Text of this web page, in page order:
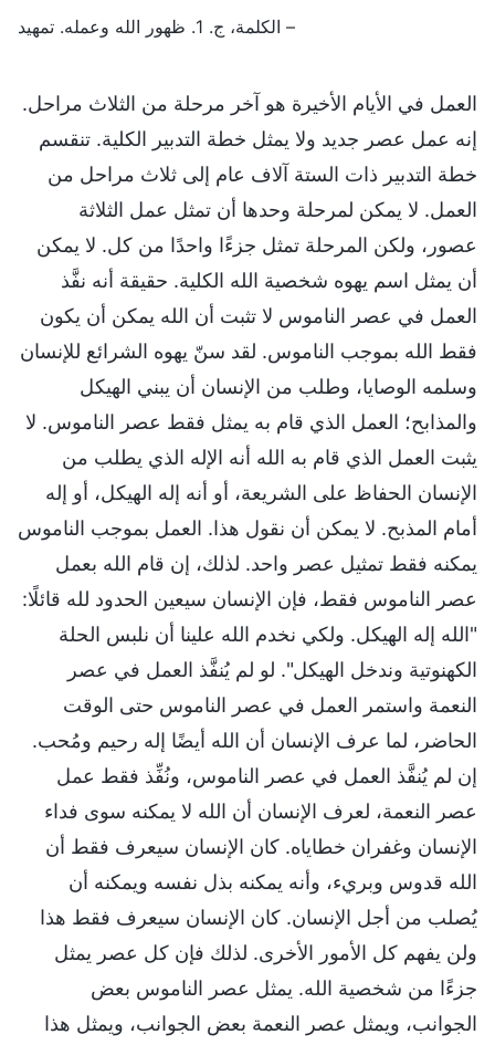
– الكلمة، ج. 1. ظهور الله وعمله. تمهيد
العمل في الأيام الأخيرة هو آخر مرحلة من الثلاث مراحل.
إنه عمل عصر جديد ولا يمثل خطة التدبير الكلية. تنقسم
خطة التدبير ذات الستة آلاف عام إلى ثلاث مراحل من
العمل. لا يمكن لمرحلة وحدها أن تمثل عمل الثلاثة
عصور، ولكن المرحلة تمثل جزءًا واحدًا من كل. لا يمكن
أن يمثل اسم يهوه شخصية الله الكلية. حقيقة أنه نفَّذ
العمل في عصر الناموس لا تثبت أن الله يمكن أن يكون
فقط الله بموجب الناموس. لقد سنّ يهوه الشرائع للإنسان
وسلمه الوصايا، وطلب من الإنسان أن يبني الهيكل
والمذابح؛ العمل الذي قام به يمثل فقط عصر الناموس. لا
يثبت العمل الذي قام به الله أنه الإله الذي يطلب من
الإنسان الحفاظ على الشريعة، أو أنه إله الهيكل، أو إله
أمام المذبح. لا يمكن أن نقول هذا. العمل بموجب الناموس
يمكنه فقط تمثيل عصر واحد. لذلك، إن قام الله بعمل
عصر الناموس فقط، فإن الإنسان سيعين الحدود لله قائلًا:
"الله إله الهيكل. ولكي نخدم الله علينا أن نلبس الحلة
الكهنوتية وندخل الهيكل". لو لم يُنفَّذ العمل في عصر
النعمة واستمر العمل في عصر الناموس حتى الوقت
الحاضر، لما عرف الإنسان أن الله أيضًا إله رحيم ومُحب.
إن لم يُنفَّذ العمل في عصر الناموس، ونُفِّذ فقط عمل
عصر النعمة، لعرف الإنسان أن الله لا يمكنه سوى فداء
الإنسان وغفران خطاياه. كان الإنسان سيعرف فقط أن
الله قدوس وبريء، وأنه يمكنه بذل نفسه ويمكنه أن
يُصلب من أجل الإنسان. كان الإنسان سيعرف فقط هذا
ولن يفهم كل الأمور الأخرى. لذلك فإن كل عصر يمثل
جزءًا من شخصية الله. يمثل عصر الناموس بعض
الجوانب، ويمثل عصر النعمة بعض الجوانب، ويمثل هذا